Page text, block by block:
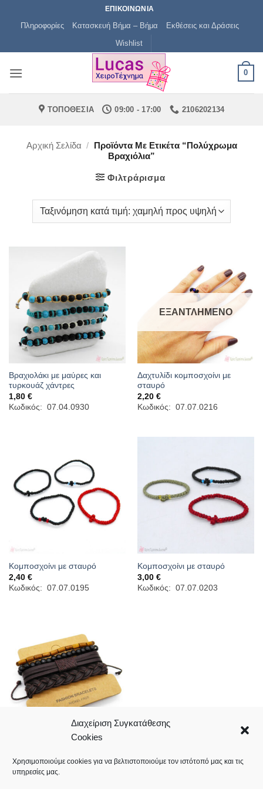
Διαχείριση Συγκατάθεσης
Cookies
Χρησιμοποιούμε cookies για να βελτιστοποιούμε τον ιστότοπό μας και τις
υπηρεσίες μας.
ΕΠΙΚΟΙΝΩΝΙΑ
Πληροφορίες Κατασκευή Βήμα – Βήμα
Εκθέσεις και Δράσεις
Wishlist
0
ΤΟΠΟΘΕΣΙΑ 09:00 - 17:00 2106202134
Αρχική Σελίδα / Προϊόντα Με Ετικέτα “πολύχρωμα
Βραχιόλια”
Φιλτράρισμα
Βραχιολάκι με μαύρες και
τυρκουάζ χάντρες
1,80 €
Κωδικός: 07.04.0930
ΕΞΑΝΤΛΗΜΈΝΟ
Δαχτυλίδι κομποσχοίνι με
σταυρό
2,20 €
Κωδικός: 07.07.0216
Κομποσχοίνι με σταυρό
2,40 €
Κωδικός: 07.07.0195
Κομποσχοίνι με σταυρό
3,00 €
Κωδικός: 07.07.0203
3,90€
Κωδικός: 07.04.1014